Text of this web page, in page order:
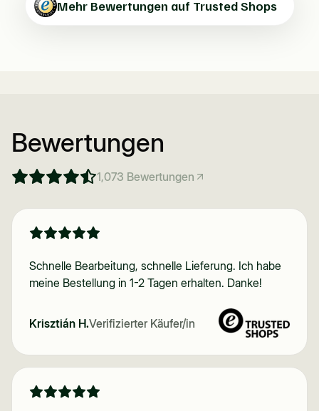
Mehr Bewertungen auf Trusted Shops
Bewertungen
1,073 Bewertungen
Schnelle Bearbeitung, schnelle Lieferung. Ich habe
meine Bestellung in 1-2 Tagen erhalten. Danke!
Krisztián H.Verifizierter Käufer/in